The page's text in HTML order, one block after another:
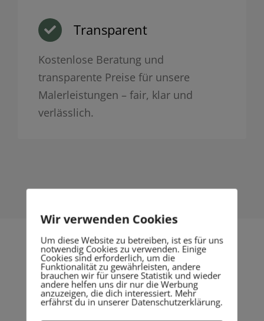
Transparent
Kostenlose Beratung und
transparente Preise für unsere
Malerleistungen – fair, klar und
verlässlich.
Unsere Resultate
lassen sich sehen.
Wir verwenden Cookies
Um diese Website zu betreiben, ist es für uns
notwendig Cookies zu verwenden. Einige
Cookies sind erforderlich, um die
Funktionalität zu gewährleisten, andere
brauchen wir für unsere Statistik und wieder
andere helfen uns dir nur die Werbung
anzuzeigen, die dich interessiert. Mehr
erfährst du in unserer Datenschutzerklärung.